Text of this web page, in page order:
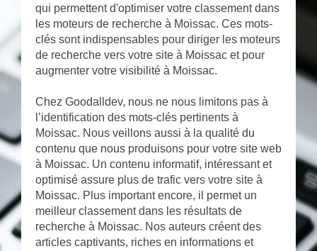
qui permettent d'optimiser votre classement dans
les moteurs de recherche à Moissac. Ces mots-
clés sont indispensables pour diriger les moteurs
de recherche vers votre site à Moissac et pour
augmenter votre visibilité à Moissac.
Chez Goodalldev, nous ne nous limitons pas à
l’identification des mots-clés pertinents à
Moissac. Nous veillons aussi à la qualité du
contenu que nous produisons pour votre site web
à Moissac. Un contenu informatif, intéressant et
optimisé assure plus de trafic vers votre site à
Moissac. Plus important encore, il permet un
meilleur classement dans les résultats de
recherche à Moissac. Nos auteurs créent des
articles captivants, riches en informations et